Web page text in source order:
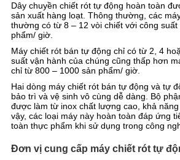
Dây chuyền chiết rót tự động hoàn toàn
sản xuất hàng loạt. Thông thường, các
thường có từ 8 – 12 vòi chiết với công suất
phẩm/ giờ.
Máy chiết rót bán tự động chỉ có từ 2, 4
suất vận hành của chúng cũng thấp hơn
chỉ từ 800 – 1000 sản phẩm/ giờ.
Hai dòng máy chiết rót bán tự động và tự
bảo trì và vệ sinh vô cùng dễ dàng. Bộ
được làm từ inox chất lượng cao, khả
vậy, các loại máy này hoàn toàn đáp ứng
toàn thực phẩm khi sử dụng trong công
Đơn vị cung cấp máy chiết rót tự